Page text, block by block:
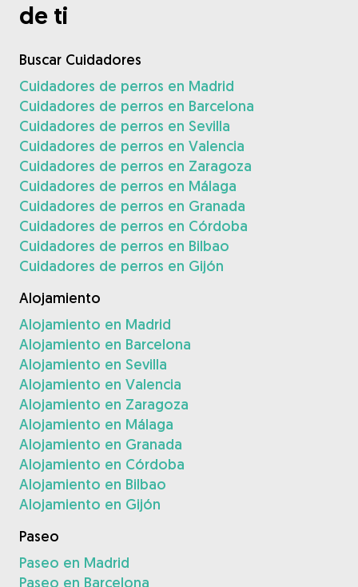
de ti
Buscar Cuidadores
Cuidadores de perros en Madrid
Cuidadores de perros en Barcelona
Cuidadores de perros en Sevilla
Cuidadores de perros en Valencia
Cuidadores de perros en Zaragoza
Cuidadores de perros en Málaga
Cuidadores de perros en Granada
Cuidadores de perros en Córdoba
Cuidadores de perros en Bilbao
Cuidadores de perros en Gijón
Alojamiento
Alojamiento en Madrid
Alojamiento en Barcelona
Alojamiento en Sevilla
Alojamiento en Valencia
Alojamiento en Zaragoza
Alojamiento en Málaga
Alojamiento en Granada
Alojamiento en Córdoba
Alojamiento en Bilbao
Alojamiento en Gijón
Paseo
Paseo en Madrid
Paseo en Barcelona